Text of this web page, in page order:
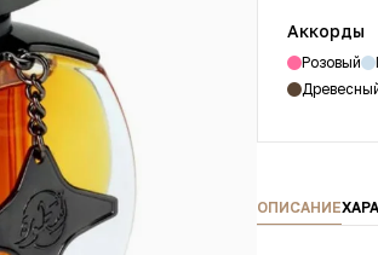
Аккорды
Розовый
ОПИСАНИЕ